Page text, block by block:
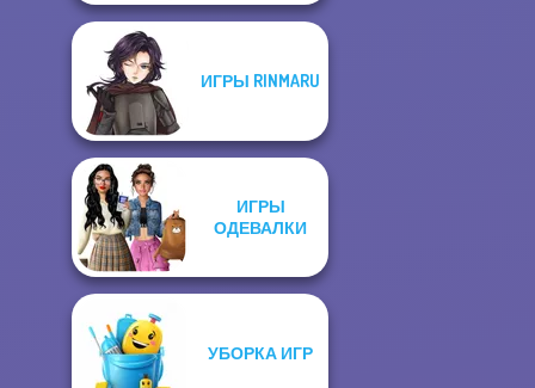
ИГРЫ RINMARU
ИГРЫ
ОДЕВАЛКИ
УБОРКА ИГР